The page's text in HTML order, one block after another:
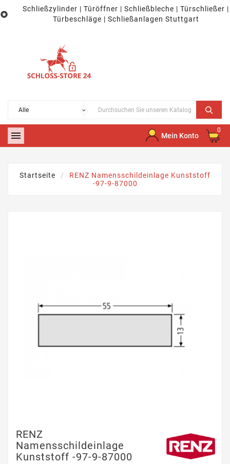

Schließzylinder | Türöffner | Schließbleche | Türschließer |
Türbeschläge | Schließanlagen Stuttgart
 Mein Konto
0
Startseite
RENZ Namensschildeinlage Kunststoff
-97-9-87000
RENZ
Namensschildeinlage
Kunststoff -97-9-87000